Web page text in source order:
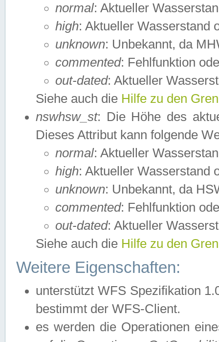
normal: Aktueller
high: Aktueller Wasserstand
unknown: Unbekannt, da
commented: Fehlfunktion
out-dated: Aktueller
Siehe auch die Hilfe zu den
nswhsw_st: Die Höhe des
Dieses Attribut kann folgende
normal: Aktueller
high: Aktueller Wasserstand
unknown: Unbekannt, da
commented: Fehlfunktion
out-dated: Aktueller
Siehe auch die Hilfe zu den
Weitere Eigenschaften:
unterstützt WFS Spezifikation
bestimmt der WFS-Client.
es werden die Operationen